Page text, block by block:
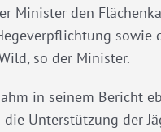
Minister den
sowie
so der Minister.
in seinem Bericht
Unterstützung der